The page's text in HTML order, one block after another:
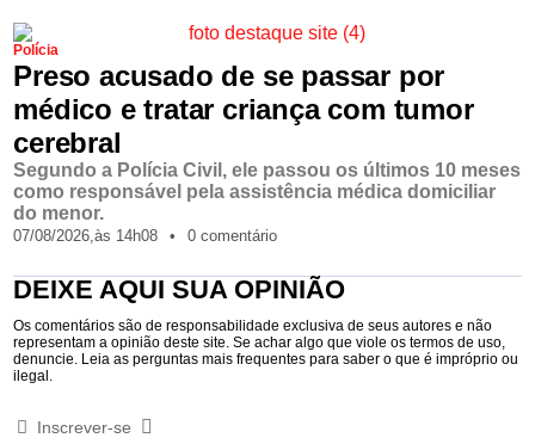
Polícia
Preso acusado de se passar por
médico e tratar criança com tumor
cerebral
Segundo a Polícia Civil, ele passou os últimos 10 meses
como responsável pela assistência médica domiciliar
do menor.
07/08/2026,às 14h08 • 0 comentário
DEIXE AQUI SUA OPINIÃO
Os comentários são de responsabilidade exclusiva de seus autores e não
representam a opinião deste site. Se achar algo que viole os termos de uso,
denuncie. Leia as perguntas mais frequentes para saber o que é impróprio ou
ilegal.
Inscrever-se